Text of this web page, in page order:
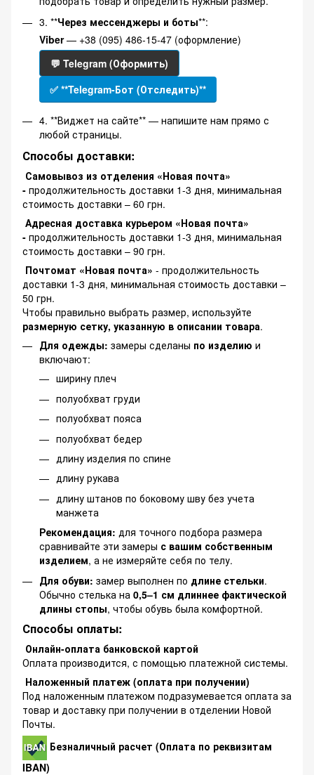
3. **Через мессенджеры и боты**:
Viber— +38 (095) 486-15-47 (оформление)
💬 Telegram (Оформить)
✅ **Telegram-Бот (Отследить)**
4. **Виджет на сайте** — напишите нам прямо с
любой страницы.
Способы доставки:
Самовывоз из отделения «Новая почта»
- продолжительность доставки 1-3 дня, минимальная
стоимость доставки – 60 грн.
Адресная доставка курьером «Новая почта»
- продолжительность доставки 1-3 дня, минимальная
стоимость доставки – 90 грн.
Почтомат «Новая почта» - продолжительность
доставки 1-3 дня, минимальная стоимость доставки –
50 грн.
Чтобы правильно выбрать размер, используйте
размерную сетку, указанную в описании товара.
Для одежды: замеры сделаны по изделию и
включают:
ширину плеч
полуобхват груди
полуобхват пояса
полуобхват бедер
длину изделия по спине
длину рукава
длину штанов по боковому шву без учета
манжета
Рекомендация: для точного подбора размера
сравнивайте эти замеры с вашим собственным
изделием, а не измеряйте себя по телу.
Для обуви: замер выполнен по длине стельки.
Обычно стелька на 0,5–1 см длиннее фактической
длины стопы, чтобы обувь была комфортной.
Способы оплаты:
Онлайн-оплата банковской картой
Оплата производится, с помощью платежной системы.
Наложенный платеж (оплата при получении)
Под наложенным платежом подразумевается оплата за
товар и доставку при получении в отделении Новой
Почты.
Безналичный расчет (Оплата по реквизитам
IBAN)